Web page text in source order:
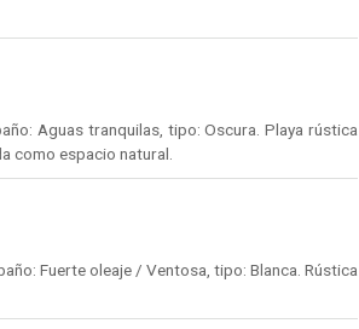
Aguas tranquilas, tipo: Oscura. Playa rústica
como espacio natural.
Fuerte oleaje / Ventosa, tipo: Blanca. Rústica